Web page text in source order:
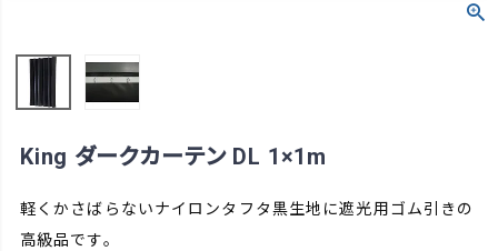
King ダークカーテン DL 1×1m
軽くかさばらないナイロンタフタ黒生地に遮光用ゴム引きの
高級品です。